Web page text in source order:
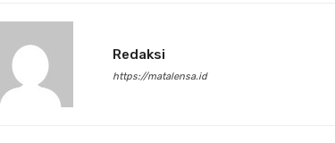
Redaksi
https://matalensa.id